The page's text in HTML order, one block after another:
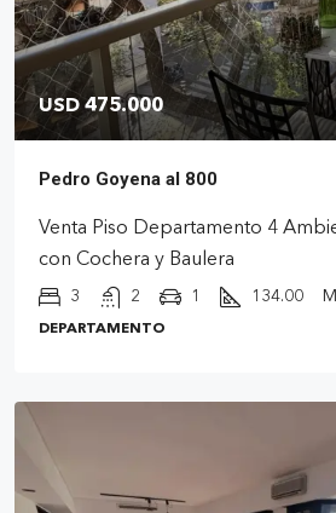
USD 475.000
Pedro Goyena al 800
Venta Piso Departamento 4
con Cochera y Baulera
3 2 1 134.00
DEPARTAMENTO